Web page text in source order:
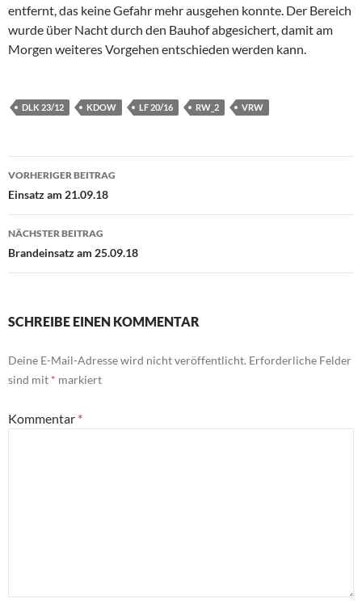
entfernt, das keine Gefahr mehr ausgehen konnte. Der Bereich
wurde über Nacht durch den Bauhof abgesichert, damit am
Morgen weiteres Vorgehen entschieden werden kann.
DLK 23/12 KDOW LF 20/16 RW_2 VRW
Beitragsnavigation
VORHERIGER BEITRAG
Einsatz am 21.09.18
NÄCHSTER BEITRAG
Brandeinsatz am 25.09.18
SCHREIBE EINEN KOMMENTAR
Deine E-Mail-Adresse wird nicht veröffentlicht. Erforderliche Felder
sind mit * markiert
Kommentar *